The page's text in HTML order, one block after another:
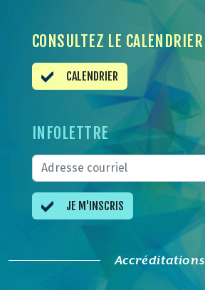
CONSULTEZ LE CALENDRIER
CALENDRIER
INFOLETTRE
JE M'INSCRIS
Accréditations